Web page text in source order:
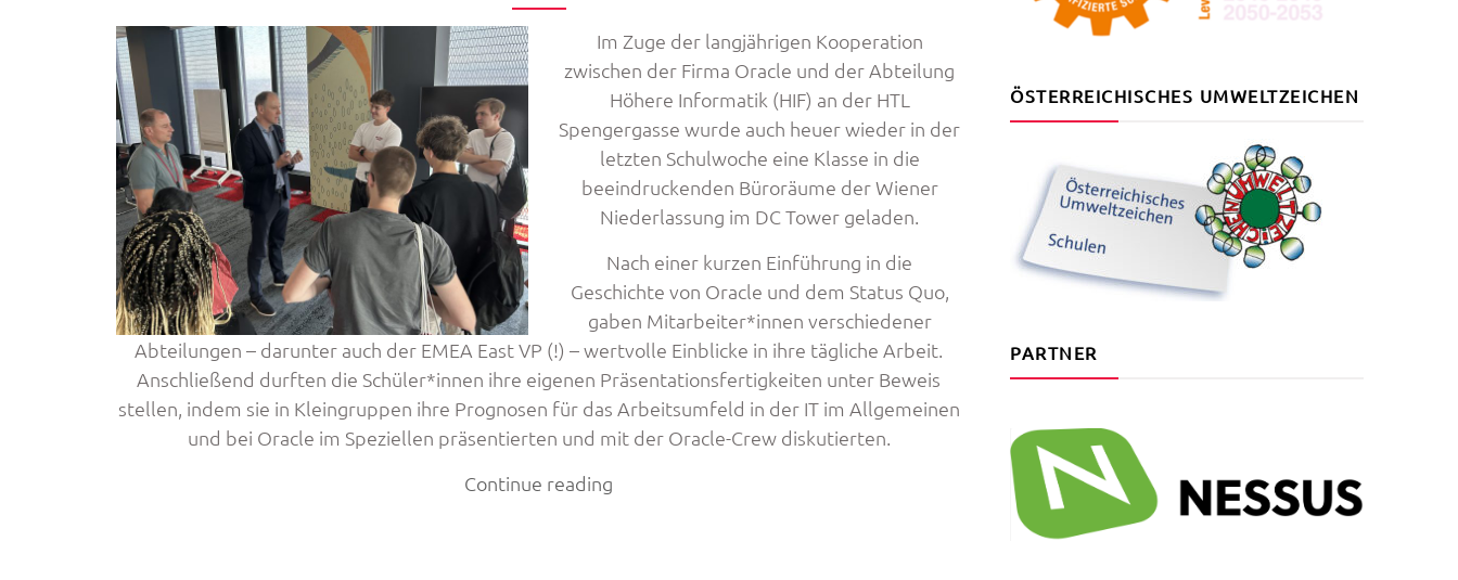
Berlin
und
Dessau“
Im Zuge der langjährigen Kooperation
zwischen der Firma Oracle und der Abteilung
Höhere Informatik (HIF) an der HTL
Spengergasse wurde auch heuer wieder in der
letzten Schulwoche eine Klasse in die
beeindruckenden Büroräume der Wiener
Niederlassung im DC Tower geladen.
Nach einer kurzen Einführung in die
Geschichte von Oracle und dem Status Quo,
gaben Mitarbeiter*innen verschiedener
Abteilungen – darunter auch der EMEA East VP (!) – wertvolle Einblicke in ihre tägliche Arbeit.
Anschließend durften die Schüler*innen ihre eigenen Präsentationsfertigkeiten unter Beweis
stellen, indem sie in Kleingruppen ihre Prognosen für das Arbeitsumfeld in der IT im Allgemeinen
und bei Oracle im Speziellen präsentierten und mit der Oracle-Crew diskutierten.
Continue reading
ÖSTERREICHISCHES UMWELTZEICHEN
PARTNER